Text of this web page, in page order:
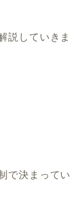
説していきま
で決まってい